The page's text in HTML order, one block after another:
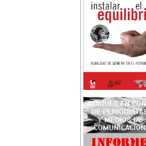
derechos de las mujeres.
5 de marzo:
En Dijon fallece Gabrielle
(1703), notable filósofa
autora del Tratado de la
de la política (1693), la
obra explícitamente
escrita por una mujer en el
8 de marzo:
nace Juana Fernández
(1895-1980), poeta
Ibarbourou, o 'Juana de
Se la considera una de
clave de la poesía
hispanoamericana
contemporánea.
14 de marzo:
Nace, en la Ciudad de